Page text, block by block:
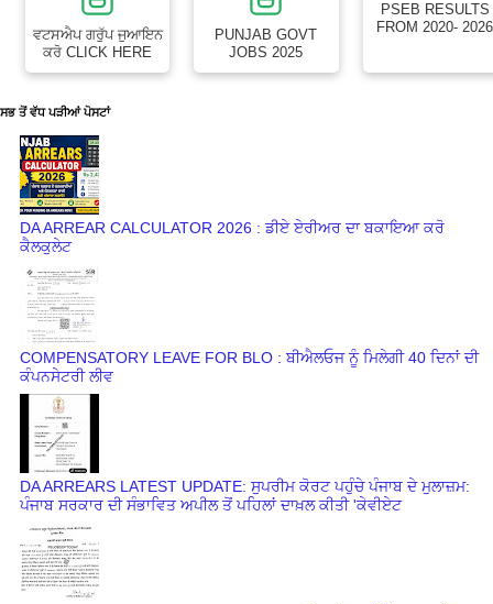
ਵਟਸਐਪ ਗਰੁੱਪ ਜੁਆਇਨ
ਕਰੋ CLICK HERE
PUNJAB GOVT
JOBS 2025
PSEB RESULTS
FROM 2020- 2026
ਸਭ ਤੋਂ ਵੱਧ ਪੜੀਆਂ ਪੋਸਟਾਂ
DA ARREAR CALCULATOR 2026 : ਡੀਏ ਏਰੀਅਰ ਦਾ ਬਕਾਇਆ ਕਰੋ
ਕੈਲਕੁਲੇਟ
COMPENSATORY LEAVE FOR BLO : ਬੀਐਲਓਜ ਨੂੰ ਮਿਲੇਗੀ 40 ਦਿਨਾਂ ਦੀ
ਕੰਪਨਸੇਟਰੀ ਲੀਵ
DA ARREARS LATEST UPDATE: ਸੁਪਰੀਮ ਕੋਰਟ ਪਹੁੰਚੇ ਪੰਜਾਬ ਦੇ ਮੁਲਾਜ਼ਮ:
ਪੰਜਾਬ ਸਰਕਾਰ ਦੀ ਸੰਭਾਵਿਤ ਅਪੀਲ ਤੋਂ ਪਹਿਲਾਂ ਦਾਖ਼ਲ ਕੀਤੀ 'ਕੇਵੀਏਟ